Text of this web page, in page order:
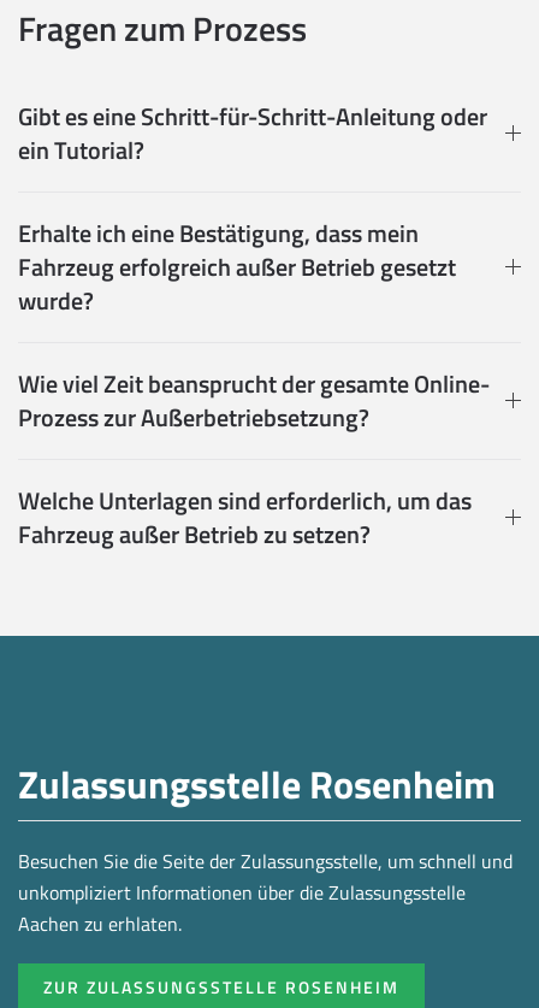
Fragen zum Prozess
Gibt es eine Schritt-für-Schritt-Anleitung oder
ein Tutorial?
Erhalte ich eine Bestätigung, dass mein
Fahrzeug erfolgreich außer Betrieb gesetzt
wurde?
Wie viel Zeit beansprucht der gesamte Online-
Prozess zur Außerbetriebsetzung?
Welche Unterlagen sind erforderlich, um das
Fahrzeug außer Betrieb zu setzen?
Zulassungsstelle Rosenheim
Besuchen Sie die Seite der Zulassungsstelle, um schnell und
unkompliziert Informationen über die Zulassungsstelle
Aachen zu erhlaten.
ZUR ZULASSUNGSSTELLE ROSENHEIM